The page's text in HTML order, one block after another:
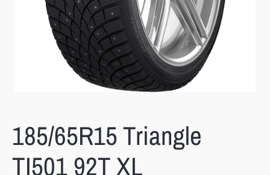
185/65R15 Triangle
TI501 92T XL